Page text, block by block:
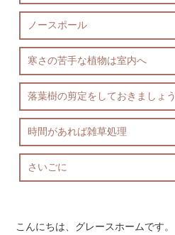
ノースポール
寒さの苦手な植物は室内へ
落葉樹の剪定をしておきましょう
時間があれば雑草処理
さいごに
こんにちは、グレースホームです。